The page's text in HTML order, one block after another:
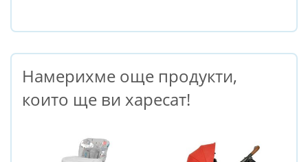
Намерихме още продукти,
които ще ви харесат!